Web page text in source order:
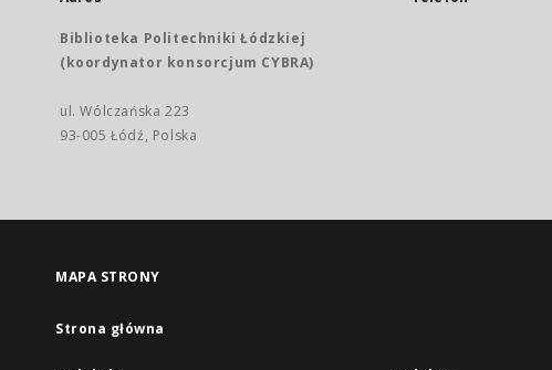
Biblioteka Politechniki Łódzkiej
(koordynator konsorcjum CYBRA)
ul. Wólczańska 223
93-005 Łódź, Polska
MAPA STRONY
Strona główna